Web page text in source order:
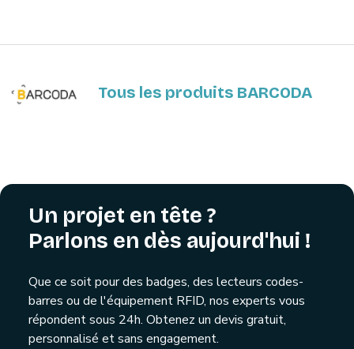
Tous les produits BARCODA
Un projet en tête ?
Parlons en dès aujourd'hui !
Que ce soit pour des badges, des lecteurs codes-
barres ou de l'équipement RFID, nos experts vous
répondent sous 24h. Obtenez un devis gratuit,
personnalisé et sans engagement.